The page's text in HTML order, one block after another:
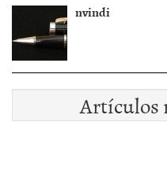
nvindi
Artículos